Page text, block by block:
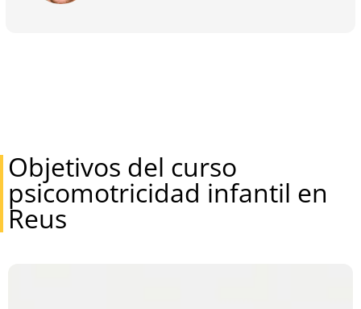
Objetivos del curso
psicomotricidad infantil en
Reus